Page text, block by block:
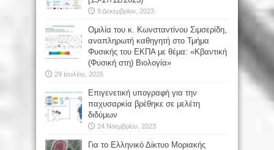
9 Δεκεμβρίου, 2023
Oμιλία του κ. Κωνσταντίνου Σιμσερίδη,
αναπληρωτή καθηγητή στο Τμήμα
Φυσικής του ΕΚΠΑ με θέμα: «Κβαντική
(Φυσική στη) Βιολογία»
29 Ιουλίου, 2026
Επιγενετική υπογραφή για την
παχυσαρκία βρέθηκε σε μελέτη
διδύμων
24 Νοεμβρίου, 2023
Για το Ελληνικό Δίκτυο Μοριακής